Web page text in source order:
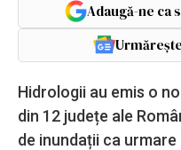
Adaugă-ne ca
Hidrologii au emis o
din 12 județe ale
de inundații ca